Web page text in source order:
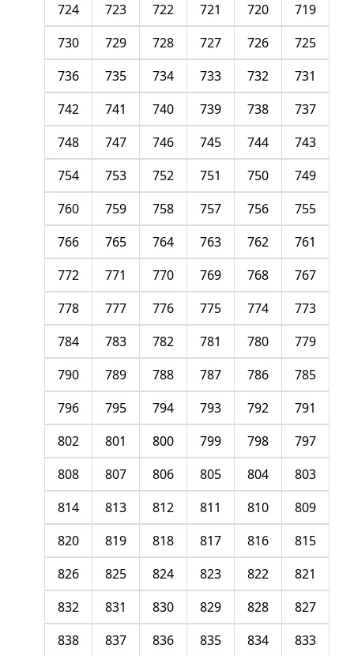
719
720
721
722
723
724
725
726
727
728
729
730
731
732
733
734
735
736
737
738
739
740
741
742
743
744
745
746
747
748
749
750
751
752
753
754
755
756
757
758
759
760
761
762
763
764
765
766
767
768
769
770
771
772
773
774
775
776
777
778
779
780
781
782
783
784
785
786
787
788
789
790
791
792
793
794
795
796
797
798
799
800
801
802
803
804
805
806
807
808
809
810
811
812
813
814
815
816
817
818
819
820
821
822
823
824
825
826
827
828
829
830
831
832
833
834
835
836
837
838